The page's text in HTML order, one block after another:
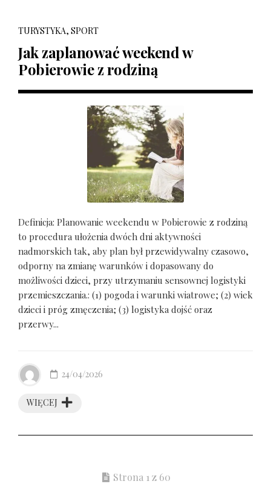
TURYSTYKA, SPORT
Jak zaplanować weekend w
Pobierowie z rodziną
Definicja: Planowanie weekendu w Pobierowie z rodziną
to procedura ułożenia dwóch dni aktywności
nadmorskich tak, aby plan był przewidywalny czasowo,
odporny na zmianę warunków i dopasowany do
możliwości dzieci, przy utrzymaniu sensownej logistyki
przemieszczania.: (1) pogoda i warunki wiatrowe; (2) wiek
dzieci i próg zmęczenia; (3) logistyka dojść oraz
przerwy...
WIĘCEJ
24/04/2026
Strona 1 z 60